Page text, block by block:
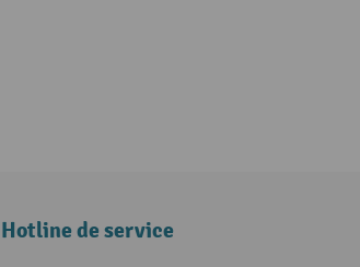
Hotline de service